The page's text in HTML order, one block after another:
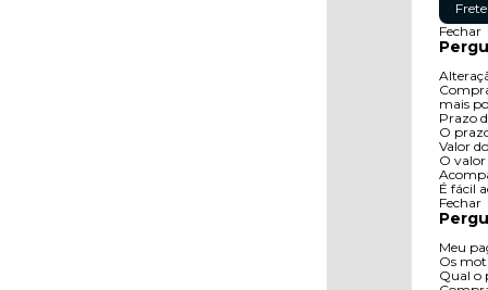
Fechar
mais
Prazo
O
Valor
O valor
É fácil
Fechar
Meu
Os
Qual o